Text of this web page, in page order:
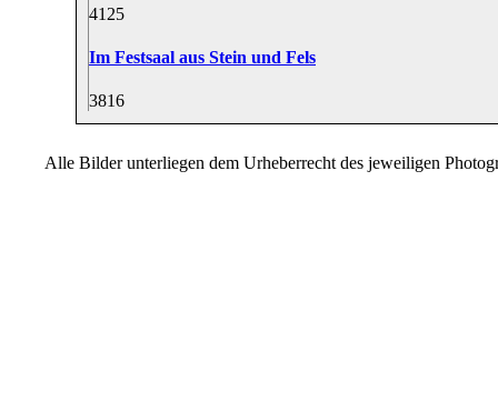
41 25
Im Festsaal aus Stein und Fels
3816
Alle Bilder unterliegen dem Urheberrecht des jeweiligen